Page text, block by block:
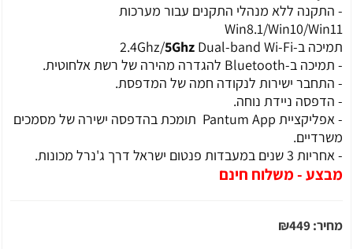
- התקנה ללא מנהלי התקנים עבור מערכות
Win8.1/Win10/Win11
תמיכה ב-2.4Ghz/
5Ghz Dual-band Wi-Fi
- תמיכה ב-Bluetooth להגדרה מהירה של רשת אלחוטית.
- התחבר ישירות לנקודה חמה של המדפסת.
- הדפסה ניידת נוחה.
- אפליקציית Pantum App תומכת בהדפסה ישירה של מסמכים
משרדיים.
- אחריות 3 שנים במעבדות פנטום ישראל דרך ג'נרל מכונות.
מבצע - משלוח חינם
מחיר: ₪449